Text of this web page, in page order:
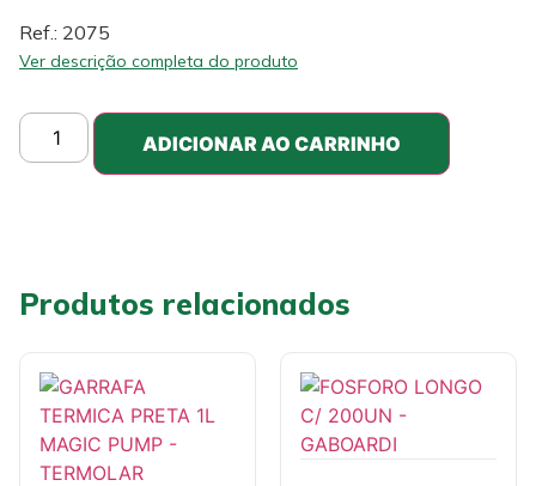
Ref.: 2075
Ver descrição completa do produto
ADICIONAR AO CARRINHO
Produtos relacionados